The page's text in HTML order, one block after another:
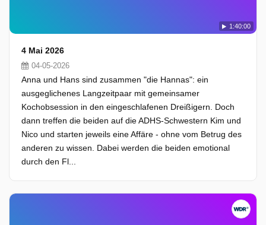
1:40:00
4 Mai 2026
04-05-2026
Anna und Hans sind zusammen "die Hannas": ein
ausgeglichenes Langzeitpaar mit gemeinsamer
Kochobsession in den eingeschlafenen Dreißigern. Doch
dann treffen die beiden auf die ADHS-Schwestern Kim und
Nico und starten jeweils eine Affäre - ohne vom Betrug des
anderen zu wissen. Dabei werden die beiden emotional
durch den Fl...